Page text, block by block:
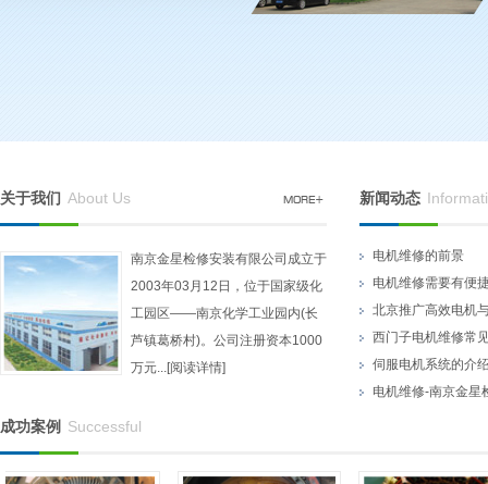
关于我们 About Us
南京金星检修安装有限公司成立于
2003年03月12日，位于国家级化
工园区——南京化学工业园内(长
芦镇葛桥村)。公司注册资本1000
万元...[阅读详情]
新闻动态
电机维修的前景
电机维修需要有便
北京推广高效电机
西门子电机维修常
伺服电机系统的介
电机维修-南京金星
成型线圈热控模压设备
成功案例 Successful